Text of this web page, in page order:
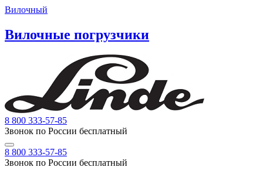
Вилочный
Вилочные погрузчики
8 800 333-57-85
Звонок по России бесплатный
8 800 333-57-85
Звонок по России бесплатный